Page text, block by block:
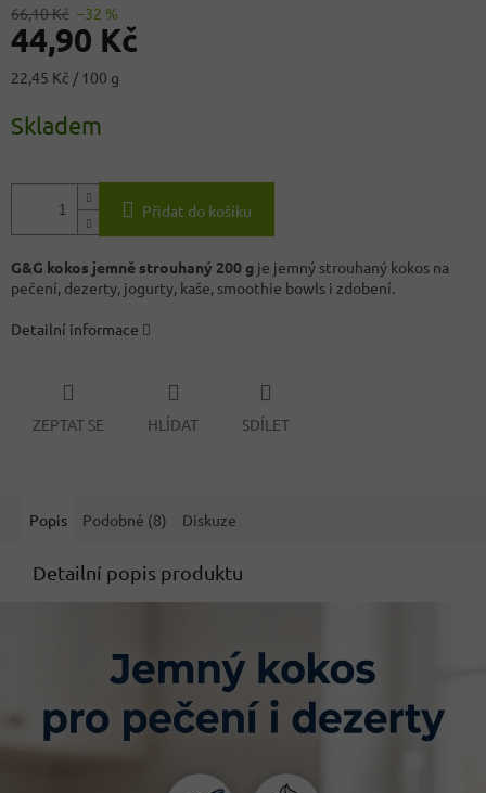
66,10 Kč –32 %
44,90 Kč
Měrná
22,45 Kč / 100 g
Skladem
Přidat do košíku
G&G kokos jemně strouhaný 200 g je jemný strouhaný kokos na
pečení, dezerty, jogurty, kaše, smoothie bowls i zdobení.
Detailní informace
ZEPTAT SE HLÍDAT SDÍLET
Popis Podobné (8) Diskuze
Detailní popis produktu